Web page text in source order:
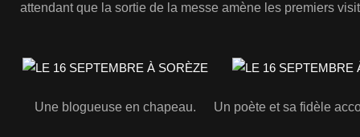
attendant que la sortie de la messe amène les premiers
Une blogueuse en chapeau. Un poète et sa fidèle